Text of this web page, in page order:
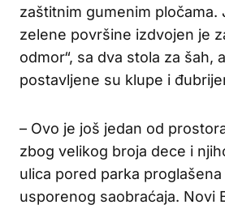
zaštitnim gumenim pločama.
zelene površine izdvojen je
odmor“, sa dva stola za šah,
postavljene su klupe i
– Ovo je još jedan od
zbog velikog broja dece i
ulica pored parka
usporenog saobraćaja. Novi